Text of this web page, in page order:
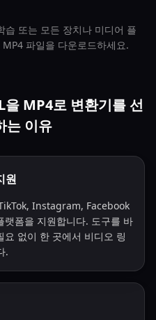
습 또는 모든 장치나 미디어 플
파일을 다운로드하세요.
MP4로 변환기를 선
는 이유
원
Instagram, Facebook
폼을 지원합니다. 도구를 바
없이 한 곳에서 비디오 링
.